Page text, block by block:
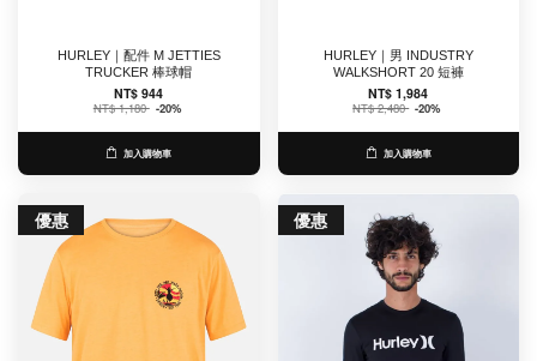
HURLEY｜配件 M JETTIES
TRUCKER 棒球帽
NT$ 944
NT$ 1,180 -20%
加入購物車
HURLEY｜男 INDUSTRY
WALKSHORT 20 短褲
NT$ 1,984
NT$ 2,480 -20%
加入購物車
優惠 優惠